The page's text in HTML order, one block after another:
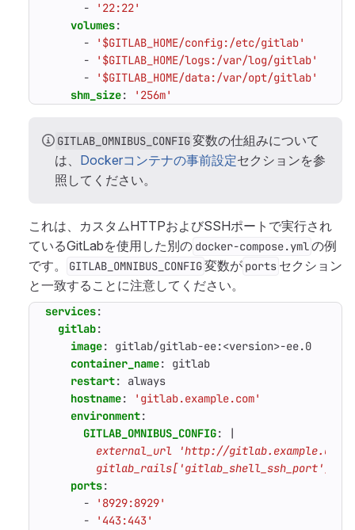
-
'22:22'
volumes:
-
'$GITLAB_HOME/config:/etc/gitlab'
-
'$GITLAB_HOME/logs:/var/log/gitlab'
-
'$GITLAB_HOME/data:/var/opt/gitlab'
shm_size: '256m'
GITLAB_OMNIBUS_CONFIG変数の仕組みについて
は、 Dockerコンテナの事前設定セクションを参
照してください。
これは、カスタムHTTPおよびSSHポートで実行され
ているGitLabを使用した別の docker-compose.ymlの例
です。
GITLAB_OMNIBUS_CONFIG変数が ports セクション
と一致することに注意してください。
services:
gitlab:
image:
gitlab/gitlab-ee:<version>-ee.0
container_name:
gitlab
restart:
always
hostname:
'gitlab.example.com'
environment:
GITLAB_OMNIBUS_CONFIG: |
gitlab_rails['gitlab_shell_ssh_port'] =
ports:
-
'8929:8929'
-
'443:443'